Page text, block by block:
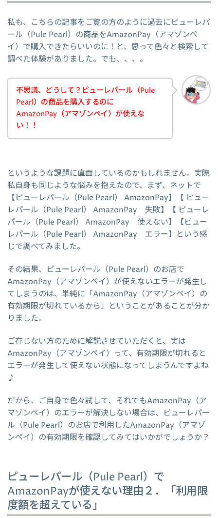
私も、こちらの記事をご覧の方のように過去にピューレパ
ール（Pule Pearl）の商品をAmazonPay（アマゾンペ
イ）で購入できたらいいのに！と、思って色々と検索して
調べた体験がありました。でも、、、。
不思議、どうして？ピューレパール（Pule
Pearl）の商品を購入するのに
AmazonPay（アマゾンペイ）が使えな
い！！
というような課題に直面しているのかもしれません。実際
私自身も同じような悩みを抱えたので、まず、ネットで
【ピューレパール（Pule Pearl） AmazonPay】【 ピュー
レパール（Pule Pearl） AmazonPay 失敗】【 ピューレ
パール（Pule Pearl） AmazonPay 使えない】【ピュー
レパール（Pule Pearl） AmazonPay エラー】という感
じで調べてみました。
その結果、ピューレパール（Pule Pearl）のお店で
AmazonPay（アマゾンペイ）が使えないエラーが発生し
てしまうのは、単純に「AmazonPay（アマゾンペイ）の
有効期限が切れているから」ということがあることが分か
りました。
ご存じない方のために解説させていただくと、実は
AmazonPay（アマゾンペイ）って、有効期限が切れると
エラーが発生して使えない状態になってしまうんですよね
♪
だから、ご自身で色々試して、それでもAmazonPay（ア
マゾンペイ）のエラーが解決しない場合は、ピューレパー
ル（Pule Pearl）のお店で利用したAmazonPay（アマゾ
ンペイ）の有効期限を確認してみてはいかがでしょうか？
ピューレパール（Pule Pearl）で
AmazonPayが使えない理由２．「利用限
度額を超えている」